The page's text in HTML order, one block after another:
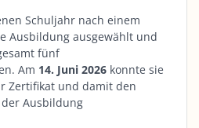
Schuljahr nach einem
Ausbildung ausgewählt und
fünf
Am 14. Juni 2026 konnte sie
Zertifikat und damit den
Ausbildung